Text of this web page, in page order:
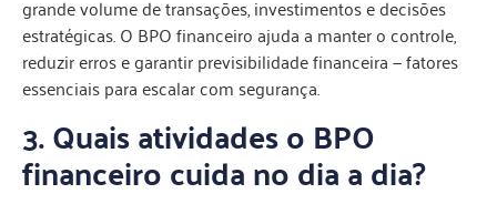
grande volume de transações, investimentos e decisões
estratégicas. O BPO financeiro ajuda a manter o controle,
reduzir erros e garantir previsibilidade financeira — fatores
essenciais para escalar com segurança.
3. Quais atividades o BPO
financeiro cuida no dia a dia?